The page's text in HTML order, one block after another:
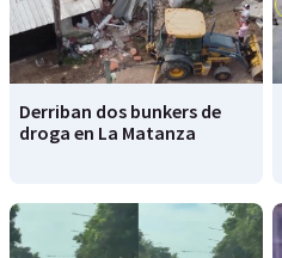
Derriban dos bunkers de
droga en La Matanza